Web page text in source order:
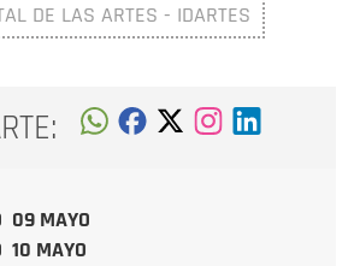
DE LAS ARTES - IDARTES
09 MAYO
10 MAYO